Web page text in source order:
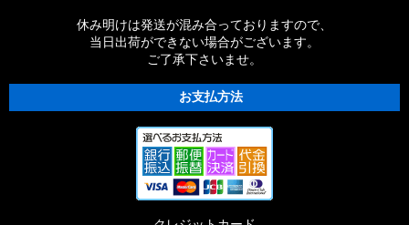
休み明けは発送が混み合っておりますので、
当日出荷ができない場合がございます。
ご了承下さいませ。
お支払方法